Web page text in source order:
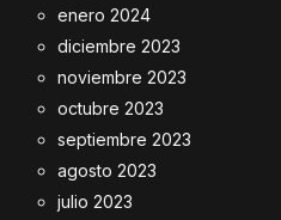
enero 2024
diciembre 2023
noviembre 2023
octubre 2023
septiembre 2023
agosto 2023
julio 2023